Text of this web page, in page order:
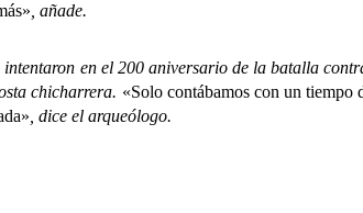
, añade.
en el 200 aniversario de la batalla
chicharrera. «Solo contábamos con un tiempo
, dice el arqueólogo.